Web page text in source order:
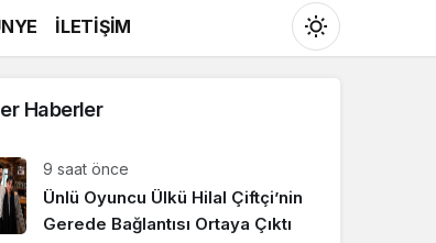
İLETİŞİM
Mod
değiştir
Gündüz Modu
Gündüz modunu seçin.
Haberler
9 saat önce
Ünlü Oyuncu Ülkü Hilal Çiftçi’nin
Gerede Bağlantısı Ortaya Çıktı